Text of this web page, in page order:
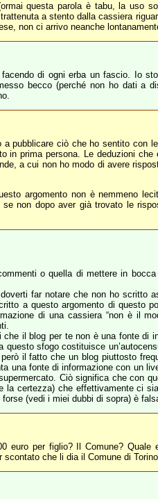
questa parola è tabu, la uso
a stento dalla cassiera
non ci arrivo neanche
di ogni erba un fascio. Io
becco (perché non ho dati a
a pubblicare ciò che ho sentito con
in prima persona. Le deduzioni
a cui non ho modo di avere
argomento non è nemmeno
se non dopo aver già trovato le
o quella di mettere in
far notare che non ho scritto
a questo argomento di questo
di una cassiera “non è il
che il blog per te non è una fonte di
questo sfogo costituisce
il fatto che un blog piuttosto
una fonte di informazione con un
Ciò significa che con
la certezza) che effettivamente ci
(vedi i miei dubbi di sopra) è
euro per figlio? Il Comune? Quale
scontato che li dia il Comune di